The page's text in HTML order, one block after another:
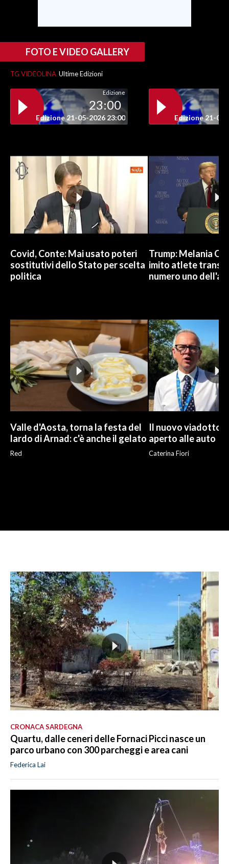
STORE
FOTO E VIDEO GALLERY
TG VIDEOLINA Ultime Edizioni
Edizione
23:00
Edizione 21-05-2026 23:00 Edizione 21-05-
Covid, Conte: Mai usato poteri
sostitutivi dello Stato per scelta
politica
Trump: Melania
imito atlete trans,
numero uno
Valle d'Aosta, torna la festa del
lardo di Arnad: c'è anche il gelato
Red
Il nuovo viadotto
aperto alle auto
Caterina Fiori
CRONACA SARDEGNA
Quartu, dalle ceneri delle Fornaci Picci nasce un
parco urbano con 300 parcheggi e area cani
Federica Lai